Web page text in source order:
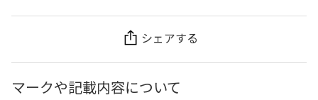
シェアする
マークや記載内容について